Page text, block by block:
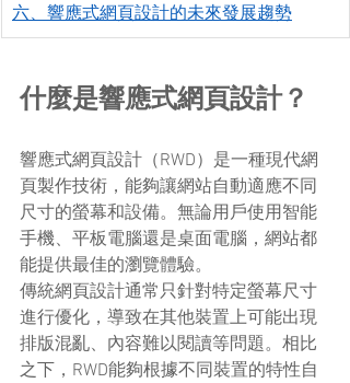
六、響應式網頁設計的未來發展趨勢
什麼是響應式網頁設計？
響應式網頁設計（RWD）是一種現代網
頁製作技術，能夠讓網站自動適應不同
尺寸的螢幕和設備。無論用戶使用智能
手機、平板電腦還是桌面電腦，網站都
能提供最佳的瀏覽體驗。
傳統網頁設計通常只針對特定螢幕尺寸
進行優化，導致在其他裝置上可能出現
排版混亂、內容難以閱讀等問題。相比
之下，RWD能夠根據不同裝置的特性自